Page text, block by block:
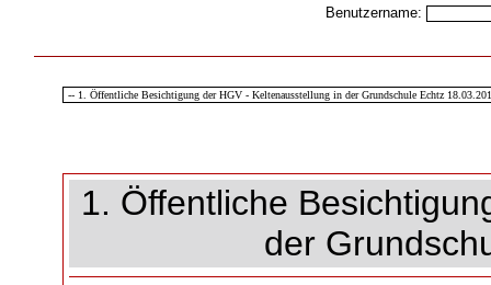
Benutzername:
1. Öffentliche
der